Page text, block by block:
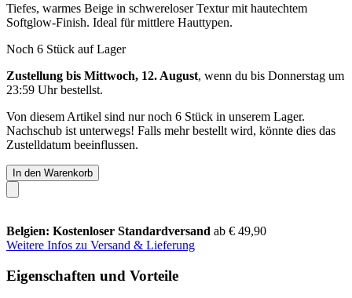
Tiefes, warmes Beige in schwereloser Textur mit hautechtem
Softglow-Finish. Ideal für mittlere Hauttypen.
Noch 6 Stück auf Lager
Zustellung bis Mittwoch, 12. August, wenn du bis Donnerstag um
23:59 Uhrbestellst.
Von diesem Artikel sind nur noch 6 Stück in unserem Lager.
Nachschub ist unterwegs! Falls mehr bestellt wird, könnte dies das
Zustelldatum beeinflussen.
In den Warenkorb
Belgien: Kostenloser Standardversand ab € 49,90
Weitere Infos zu Versand & Lieferung
Eigenschaften und Vorteile